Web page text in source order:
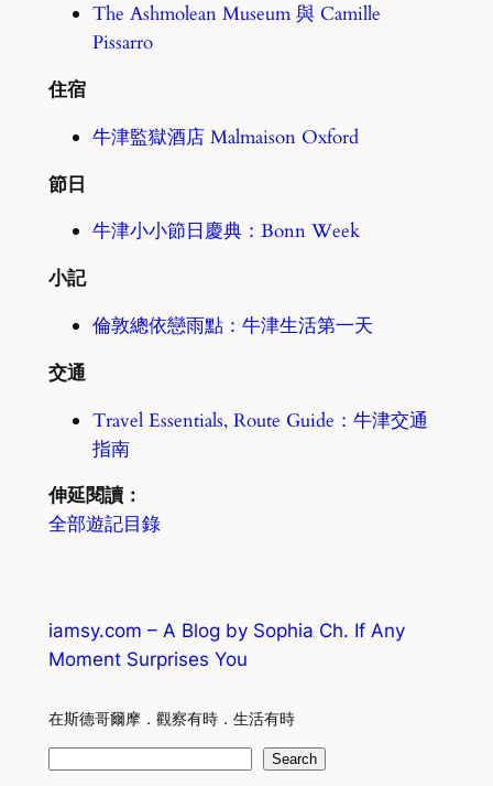
The Ashmolean Museum 與 Camille
Pissarro
住宿
牛津監獄酒店 Malmaison Oxford
節日
牛津小小節日慶典：Bonn Week
小記
倫敦總依戀雨點：牛津生活第一天
交通
Travel Essentials, Route Guide：牛津交通
指南
伸延閱讀：
全部遊記目錄
iamsy.com – A Blog by Sophia Ch. If Any
Moment Surprises You
在斯德哥爾摩．觀察有時．生活有時
Search